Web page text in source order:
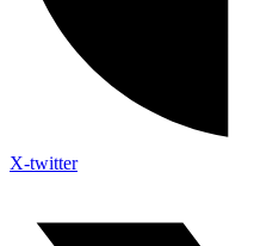
X-twitter